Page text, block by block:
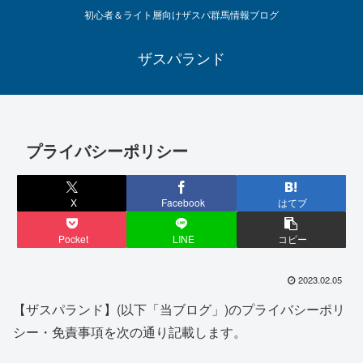
初心者＆ライト層向けザスパ群馬情報ブログ
ザスパランド
プライバシーポリシー
X Facebook はてブ
Pocket LINE コピー
2023.02.05
【ザスパランド】(以下「当ブログ」)のプライバシーポリ
シー・免責事項を次の通り記載します。